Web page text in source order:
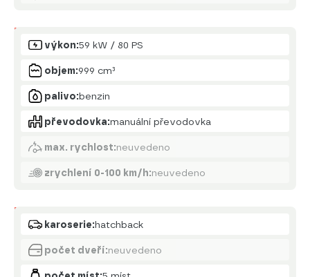
Motor
výkon:59 kW / 80 PS
objem:999 cm³
palivo:benzin
převodovka:manuální převodovka
max. rychlost:neuvedeno
zrychlení 0-100 km/h:neuvedeno
Karoserie
karoserie:hatchback
počet dveří:neuvedeno